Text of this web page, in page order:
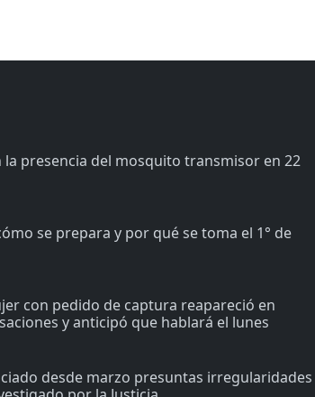
presencia del mosquito transmisor en 22
se prepara y por qué se toma el 1° de
con pedido de captura reapareció en
y anticipó que hablará el lunes
desde marzo presuntas irregularidades